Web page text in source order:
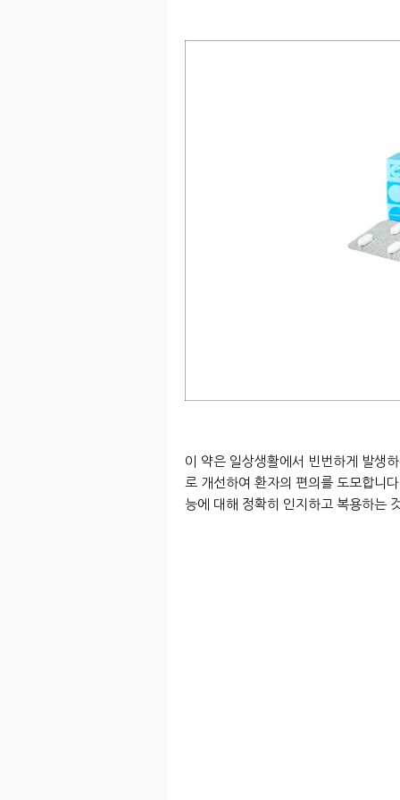
이 약은 일상생활에서 빈번하게 발생
로 개선하여 환자의 편의를 도모합니
능에 대해 정확히 인지하고 복용하는